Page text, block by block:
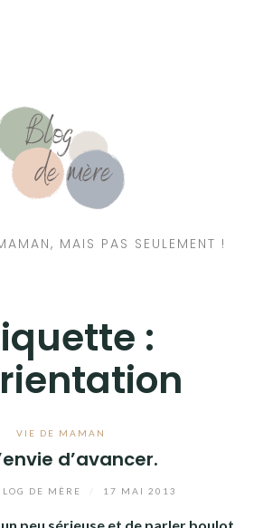
MAIS PAS SEULEMENT !
:
VIE DE MAMAN
d’avancer.
DE MÈRE 17 MAI 2013
& PARENTALITÉ